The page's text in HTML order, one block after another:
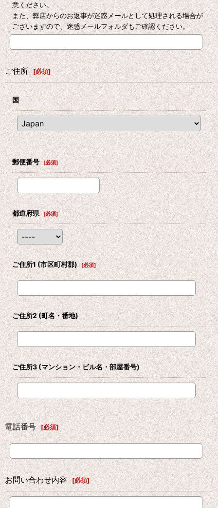
意ください。
また、弊店からのお返事が迷惑メールとして処理される場合が
ございますので、迷惑メールフォルダもご確認ください。
ご住所 [必須]
国
郵便番号 [必須]
都道府県 [必須]
ご住所1(市区町村郡) [必須]
ご住所2(町名・番地)
ご住所3(マンション・ビル名・部屋番号)
電話番号 [必須]
お問い合わせ内容 [必須]